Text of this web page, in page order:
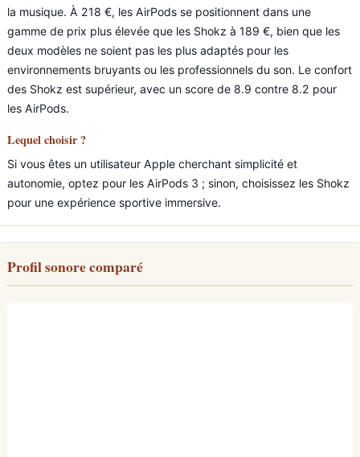
la musique. À 218 €, les AirPods se positionnent dans une
gamme de prix plus élevée que les Shokz à 189 €, bien que les
deux modèles ne soient pas les plus adaptés pour les
environnements bruyants ou les professionnels du son. Le confort
des Shokz est supérieur, avec un score de 8.9 contre 8.2 pour
les AirPods.
Lequel choisir ?
Si vous êtes un utilisateur Apple cherchant simplicité et
autonomie, optez pour les AirPods 3 ; sinon, choisissez les Shokz
pour une expérience sportive immersive.
Profil sonore comparé